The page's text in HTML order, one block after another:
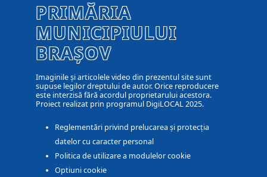
PRIMĂRIA
MUNICIPIULUI
BRAȘOV
Imaginile și articolele video din prezentul site sunt
supuse legilor dreptului de autor. Orice reproducere
este interzisă fără acordul proprietarului acestora.
Proiect realizat prin programul DigiLOCAL 2025.
Reglementări privind prelucarea și protecția
datelor cu caracter personal
Politica de utilizare a modulelor cookie
Optiuni cookie